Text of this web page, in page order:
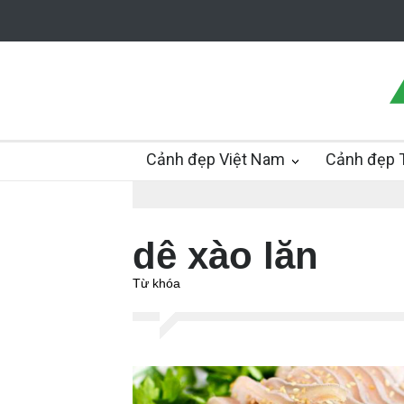
Cảnh đẹp Việt Nam Cảnh đẹp
dê xào lăn
Từ khóa